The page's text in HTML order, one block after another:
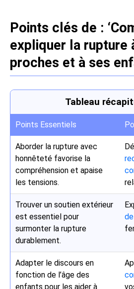
Points clés de :
expliquer la rupture
proches et à ses
Tableau
Points Essentiels
Aborder la rupture avec
honnêteté favorise la
compréhension et apaise
les tensions.
Trouver un soutien extérieur
est essentiel pour
surmonter la rupture
durablement.
Adapter le discours en
fonction de l’âge des
enfants pour les aider à